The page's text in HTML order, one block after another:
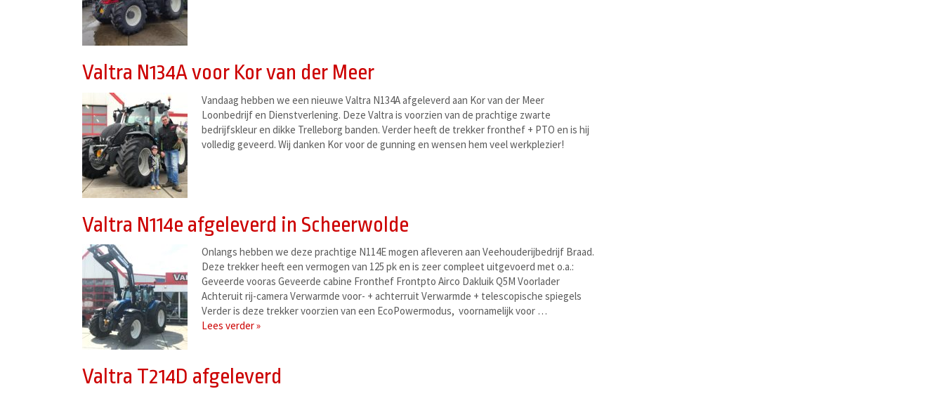
Valtra N134A voor Kor van der Meer
Vandaag hebben we een nieuwe Valtra N134A afgeleverd aan Kor van der Meer
Loonbedrijf en Dienstverlening. Deze Valtra is voorzien van de prachtige zwarte
bedrijfskleur en dikke Trelleborg banden. Verder heeft de trekker fronthef + PTO en is hij
volledig geveerd. Wij danken Kor voor de gunning en wensen hem veel werkplezier!
Valtra N114e afgeleverd in Scheerwolde
Onlangs hebben we deze prachtige N114E mogen afleveren aan Veehouderijbedrijf Braad.
Deze trekker heeft een vermogen van 125 pk en is zeer compleet uitgevoerd met o.a.:
Geveerde vooras Geveerde cabine Fronthef Frontpto Airco Dakluik Q5M Voorlader
Achteruit rij-camera Verwarmde voor- + achterruit Verwarmde + telescopische spiegels
Verder is deze trekker voorzien van een EcoPowermodus, voornamelijk voor …
Lees verder »
Valtra T214D afgeleverd